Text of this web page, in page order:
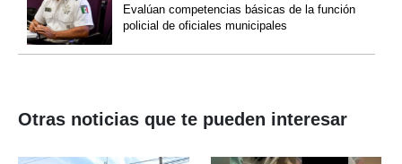
Evalúan competencias básicas de la función
policial de oficiales municipales
Otras noticias que te pueden interesar